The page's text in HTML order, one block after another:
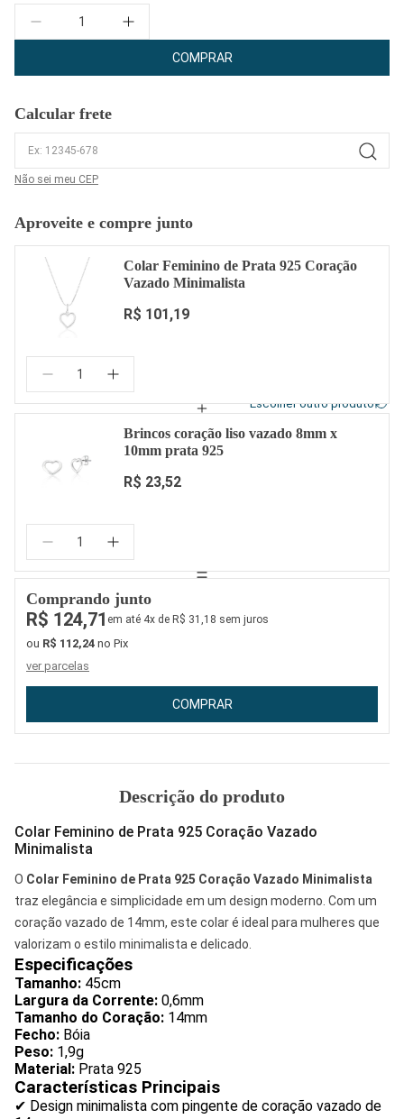
Quantidade
COMPRAR
Calcular frete
Não sei meu CEP
Aproveite e compre junto
Colar Feminino de Prata 925 Coração
Vazado Minimalista
R$ 101,19
Quantidade:
Brincos coração liso vazado 8mm x
10mm prata 925
R$ 23,52
Quantidade:
Escolher outro produto
Comprando junto
R$ 124,71 em até 4x de R$ 31,18 sem juros
ou R$ 112,24 no Pix
ver parcelas
COMPRAR
Descrição do produto
Colar Feminino de Prata 925 Coração Vazado
Minimalista
O Colar Feminino de Prata 925 Coração Vazado Minimalista
traz elegância e simplicidade em um design moderno. Com um
coração vazado de 14mm, este colar é ideal para mulheres que
valorizam o estilo minimalista e delicado.
Especificações
Tamanho: 45cm
Largura da Corrente: 0,6mm
Tamanho do Coração: 14mm
Fecho: Bóia
Peso: 1,9g
Material: Prata 925
Características Principais
✔ Design minimalista com pingente de coração vazado de